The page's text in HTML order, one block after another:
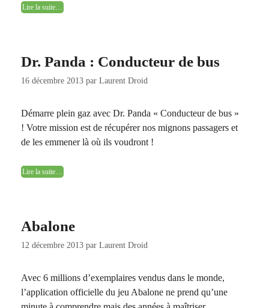
Lire la suite…
Dr. Panda : Conducteur de bus
16 décembre 2013 par Laurent Droid
Démarre plein gaz avec Dr. Panda « Conducteur de bus »
! Votre mission est de récupérer nos mignons passagers et
de les emmener là où ils voudront !
Lire la suite…
Abalone
12 décembre 2013 par Laurent Droid
Avec 6 millions d’exemplaires vendus dans le monde,
l’application officielle du jeu Abalone ne prend qu’une